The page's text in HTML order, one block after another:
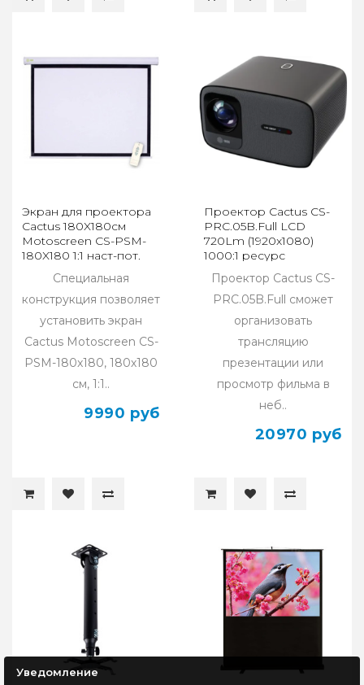
Экран для проектора
Cactus 180X180см
Motoscreen CS-PSM-
180X180 1:1 наст-пот.
(моторизованный
привод)Специальная
конструкция позволяет
установить экран
Cactus Motoscreen CS-
PSM-180x180, 180х180
см, 1:1..
9990 руб
Проектор Cactus CS-
PRC.05B.Full LCD
720Lm (1920x1080)
1000:1 ресурс
лампы:50000часов
1xUSB typeA
Проектор Cactus CS-
PRC.05B.Full сможет
организовать
трансляцию
презентации или
просмотр фильма в
неб..
20970 руб
Уведомление